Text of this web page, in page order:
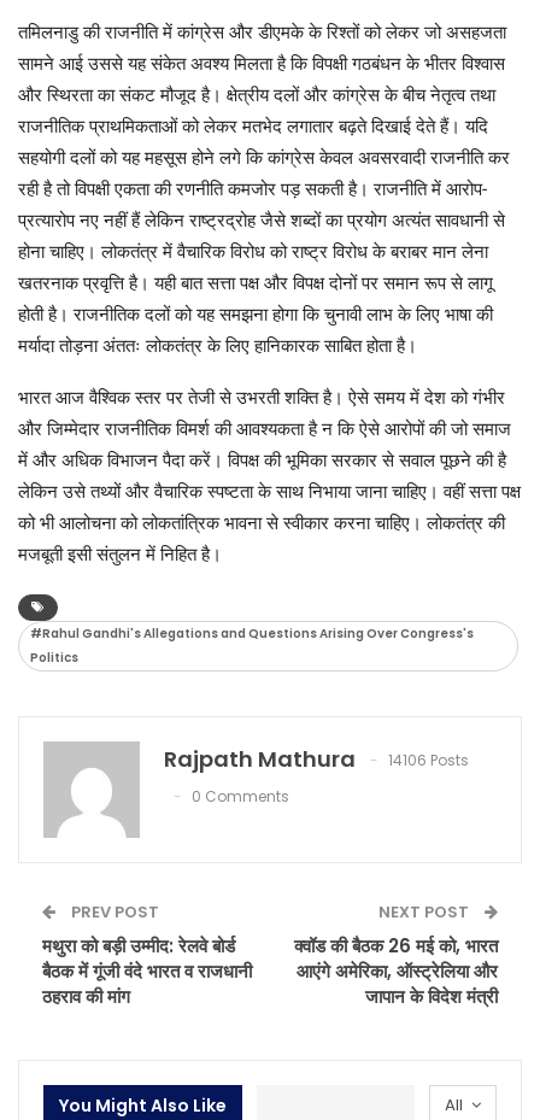
तमिलनाडु की राजनीति में कांग्रेस और डीएमके के रिश्तों को लेकर जो असहजता
सामने आई उससे यह संकेत अवश्य मिलता है कि विपक्षी गठबंधन के भीतर विश्वास
और स्थिरता का संकट मौजूद है। क्षेत्रीय दलों और कांग्रेस के बीच नेतृत्व तथा
राजनीतिक प्राथमिकताओं को लेकर मतभेद लगातार बढ़ते दिखाई देते हैं। यदि
सहयोगी दलों को यह महसूस होने लगे कि कांग्रेस केवल अवसरवादी राजनीति कर
रही है तो विपक्षी एकता की रणनीति कमजोर पड़ सकती है। राजनीति में आरोप-
प्रत्यारोप नए नहीं हैं लेकिन राष्ट्रद्रोह जैसे शब्दों का प्रयोग अत्यंत सावधानी से
होना चाहिए। लोकतंत्र में वैचारिक विरोध को राष्ट्र विरोध के बराबर मान लेना
खतरनाक प्रवृत्ति है। यही बात सत्ता पक्ष और विपक्ष दोनों पर समान रूप से लागू
होती है। राजनीतिक दलों को यह समझना होगा कि चुनावी लाभ के लिए भाषा की
मर्यादा तोड़ना अंततः लोकतंत्र के लिए हानिकारक साबित होता है।
भारत आज वैश्विक स्तर पर तेजी से उभरती शक्ति है। ऐसे समय में देश को गंभीर
और जिम्मेदार राजनीतिक विमर्श की आवश्यकता है न कि ऐसे आरोपों की जो समाज
में और अधिक विभाजन पैदा करें। विपक्ष की भूमिका सरकार से सवाल पूछने की है
लेकिन उसे तथ्यों और वैचारिक स्पष्टता के साथ निभाया जाना चाहिए। वहीं सत्ता पक्ष
को भी आलोचना को लोकतांत्रिक भावना से स्वीकार करना चाहिए। लोकतंत्र की
मजबूती इसी संतुलन में निहित है।
#Rahul Gandhi's Allegations and Questions Arising Over Congress's
Politics
Rajpath Mathura
14106 Posts
0 Comments
PREV POST
मथुरा को बड़ी उम्मीद: रेलवे बोर्ड
बैठक में गूंजी वंदे भारत व राजधानी
ठहराव की मांग
NEXT POST
क्वॉड की बैठक 26 मई को, भारत
आएंगे अमेरिका, ऑस्ट्रेलिया और
जापान के विदेश मंत्री
All
You Might Also Like